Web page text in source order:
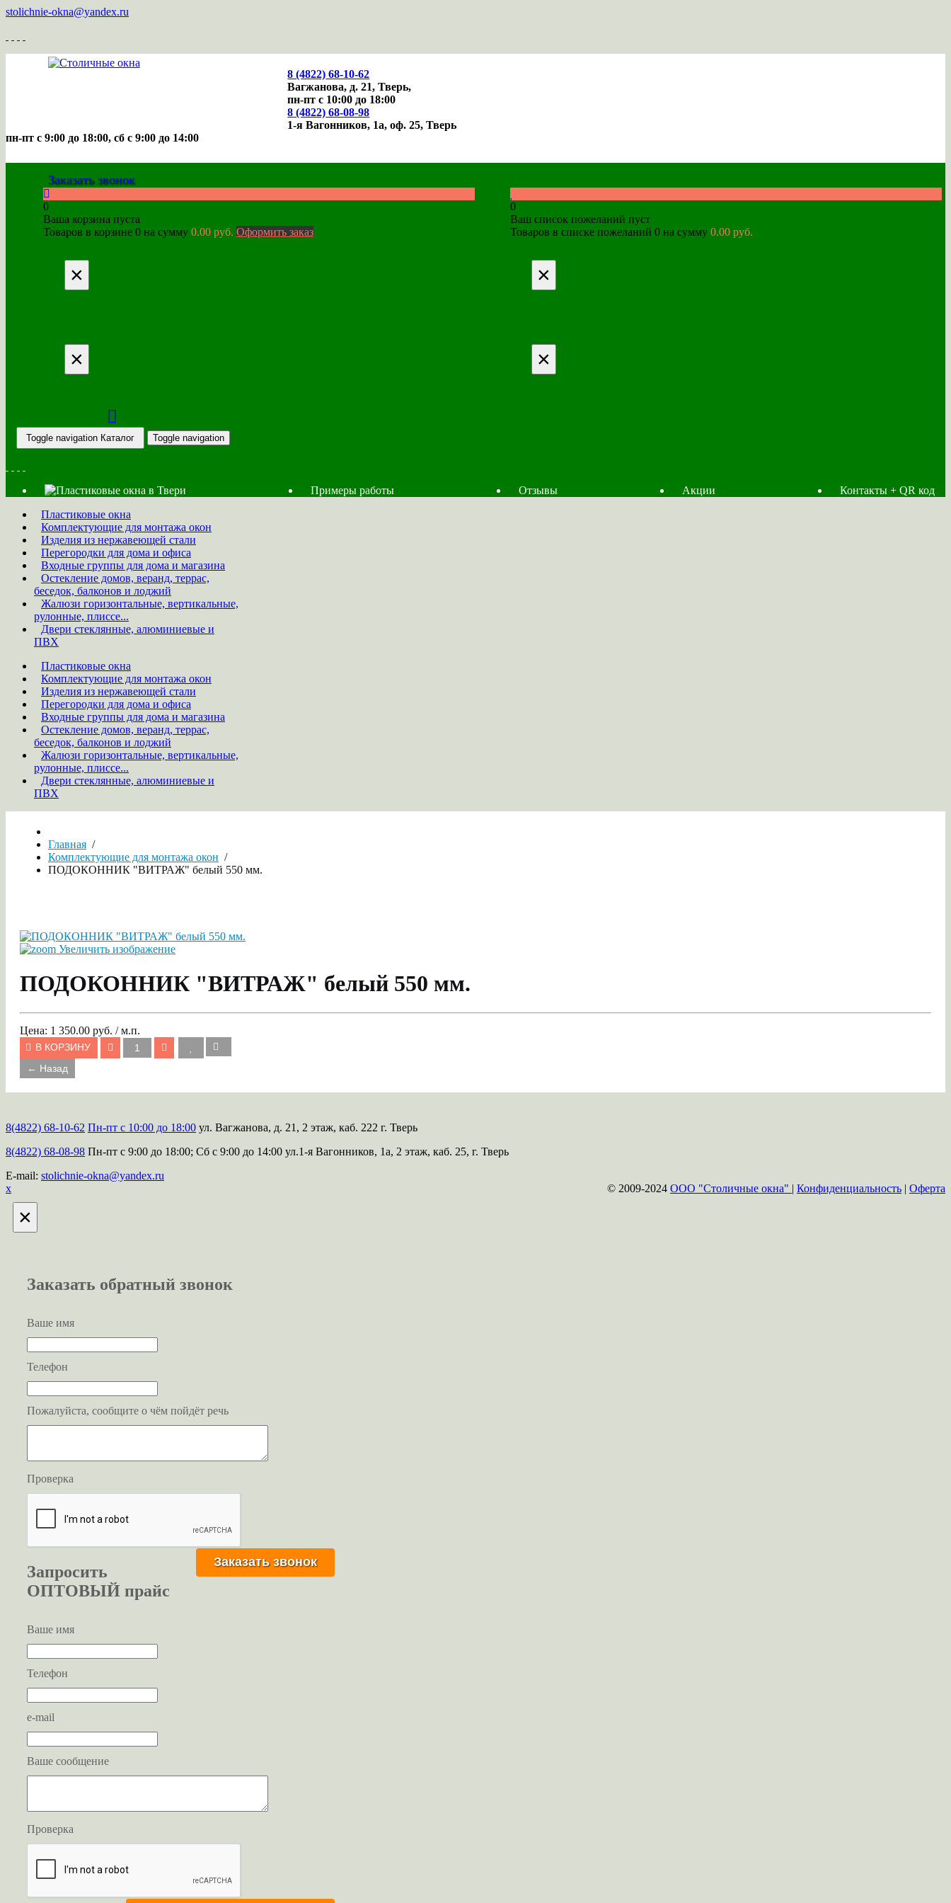
stolichnie-okna@yandex.ru
8 (4822) 68-10-62
Вагжанова, д. 21,Тверь,
пн-пт с 10:00 до 18:00
8 (4822) 68-08-98
1-я Вагонников, 1а, оф. 25, Тверь
пн-пт с 9:00 до 18:00, cб с 9:00 до 14:00
Заказать звонок
0
Ваша корзина пуста
Товаров в корзине 0 на сумму 0.00 руб. Оформить заказ
×
×
0
Ваш список пожеланий пуст
Товаров в списке пожеланий 0 на сумму 0.00 руб.
×
×
Toggle navigation Каталог Toggle navigation
Примеры работы Отзывы Акции
Контакты + QR код
Пластиковые окна
Комплектующие для монтажа окон
Изделия из нержавеющей стали
Перегородки для дома и офиса
Входные группы для дома и магазина
Остекление домов, веранд, террас,
беседок, балконов и лоджий
Жалюзи горизонтальные, вертикальные,
рулонные, плиссе...
Двери стеклянные, алюминиевые и
ПВХ
Пластиковые окна
Комплектующие для монтажа окон
Изделия из нержавеющей стали
Перегородки для дома и офиса
Входные группы для дома и магазина
Остекление домов, веранд, террас,
беседок, балконов и лоджий
Жалюзи горизонтальные, вертикальные,
рулонные, плиссе...
Двери стеклянные, алюминиевые и
ПВХ
Главная /
Комплектующие для монтажа окон /
ПОДОКОННИК "ВИТРАЖ" белый 550 мм.
Увеличить изображение
ПОДОКОННИК "ВИТРАЖ" белый 550 мм.
Цена: 1 350.00 руб. / м.п.
В КОРЗИНУ
8(4822) 68-10-62 Пн-пт с 10:00 до 18:00 ул. Вагжанова, д. 21, 2 этаж, каб. 222 г. Тверь
8(4822) 68-08-98 Пн-пт с 9:00 до 18:00; Сб с 9:00 до 14:00 ул.1-я Вагонников, 1а, 2 этаж, каб. 25, г. Тверь
E-mail: stolichnie-okna@yandex.ru
© 2009-2024 ООО "Столичные окна" | Конфиденциальность | Оферта
х
×
Заказать обратный звонок
Ваше имя
Телефон
Пожалуйста, сообщите о чём пойдёт речь
Проверка
Запросить
ОПТОВЫЙ прайс
Ваше имя
Телефон
e-mail
Ваше сообщение
Проверка